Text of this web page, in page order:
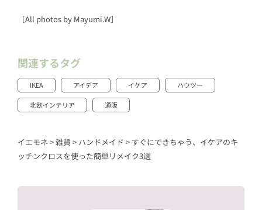
［All photos by Mayumi.W］
関連するタグ
IKEA アイデア イケア ハウツー
北欧インテリア 通販
イエモネ >雑貨 > ハンドメイド > すぐにできちゃう、イケアのキ
ッチンクロスを使った簡単リメイク3選